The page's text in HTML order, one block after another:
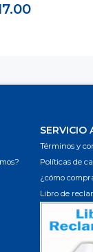
SERVICIO
Términos y
Políticas de
¿cómo
Libro de